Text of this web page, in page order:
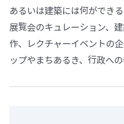
あるいは建築には何ができ
展覧会のキュレーション、
作、レクチャーイベントの
ップやまちあるき、行政へ